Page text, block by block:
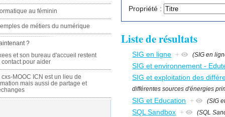
Propriété :
Liste de résultats
SIG en ligne + (SIG en
SIG et environnement -
SIG et exploitation des
différentes sources d'énergies
SIG et Education + (SIG
SQL Sandbox + (SQL
au féminin
de métiers du numérique
?
et son bureau d'accueil restent
contact pour aider
cxs-MOOC ICN est un lieu de
mais aussi de partage et